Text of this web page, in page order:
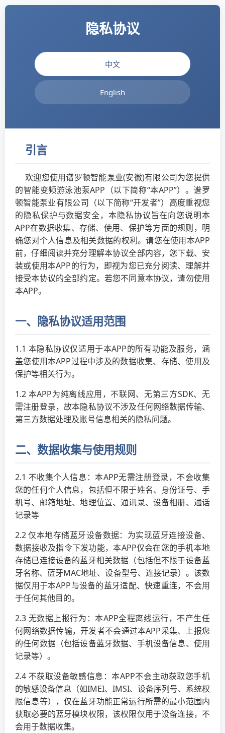
隐私协议
中文
English
引言
欢迎您使用谱罗顿智能泵业(安徽)有限公司为您提供
的智能变频游泳池泵APP（以下简称“本APP”）。谱罗
顿智能泵业有限公司（以下简称“开发者”）高度重视您
的隐私保护与数据安全，本隐私协议旨在向您说明本
APP在数据收集、存储、使用、保护等方面的规则，明
确您对个人信息及相关数据的权利。请您在使用本APP
前，仔细阅读并充分理解本协议全部内容，您下载、安
装或使用本APP的行为，即视为您已充分阅读、理解并
接受本协议的全部约定。若您不同意本协议，请勿使用
本APP。
一、隐私协议适用范围
1.1 本隐私协议仅适用于本APP的所有功能及服务，涵
盖您使用本APP过程中涉及的数据收集、存储、使用及
保护等相关行为。
1.2 本APP为纯离线应用，不联网、无第三方SDK、无
需注册登录，故本隐私协议不涉及任何网络数据传输、
第三方数据处理及账号信息相关的隐私问题。
二、数据收集与使用规则
2.1 不收集个人信息：本APP无需注册登录，不会收集
您的任何个人信息，包括但不限于姓名、身份证号、手
机号、邮箱地址、地理位置、通讯录、设备相册、通话
记录等
2.2 仅本地存储蓝牙设备数据：为实现蓝牙连接设备、
数据接收及指令下发功能，本APP仅会在您的手机本地
存储已连接设备的蓝牙相关数据（包括但不限于设备蓝
牙名称、蓝牙MAC地址、设备型号、连接记录）。该数
据仅用于本APP与设备的蓝牙适配、快速重连，不会用
于任何其他目的。
2.3 无数据上报行为：本APP全程离线运行，不产生任
何网络数据传输，开发者不会通过本APP采集、上报您
的任何数据（包括设备蓝牙数据、手机设备信息、使用
记录等）。
2.4 不获取设备敏感信息：本APP不会主动获取您手机
的敏感设备信息（如IMEI、IMSI、设备序列号、系统权
限信息等），仅在蓝牙功能正常运行所需的最小范围内
获取必要的蓝牙模块权限，该权限仅用于设备连接，不
会用于数据收集。